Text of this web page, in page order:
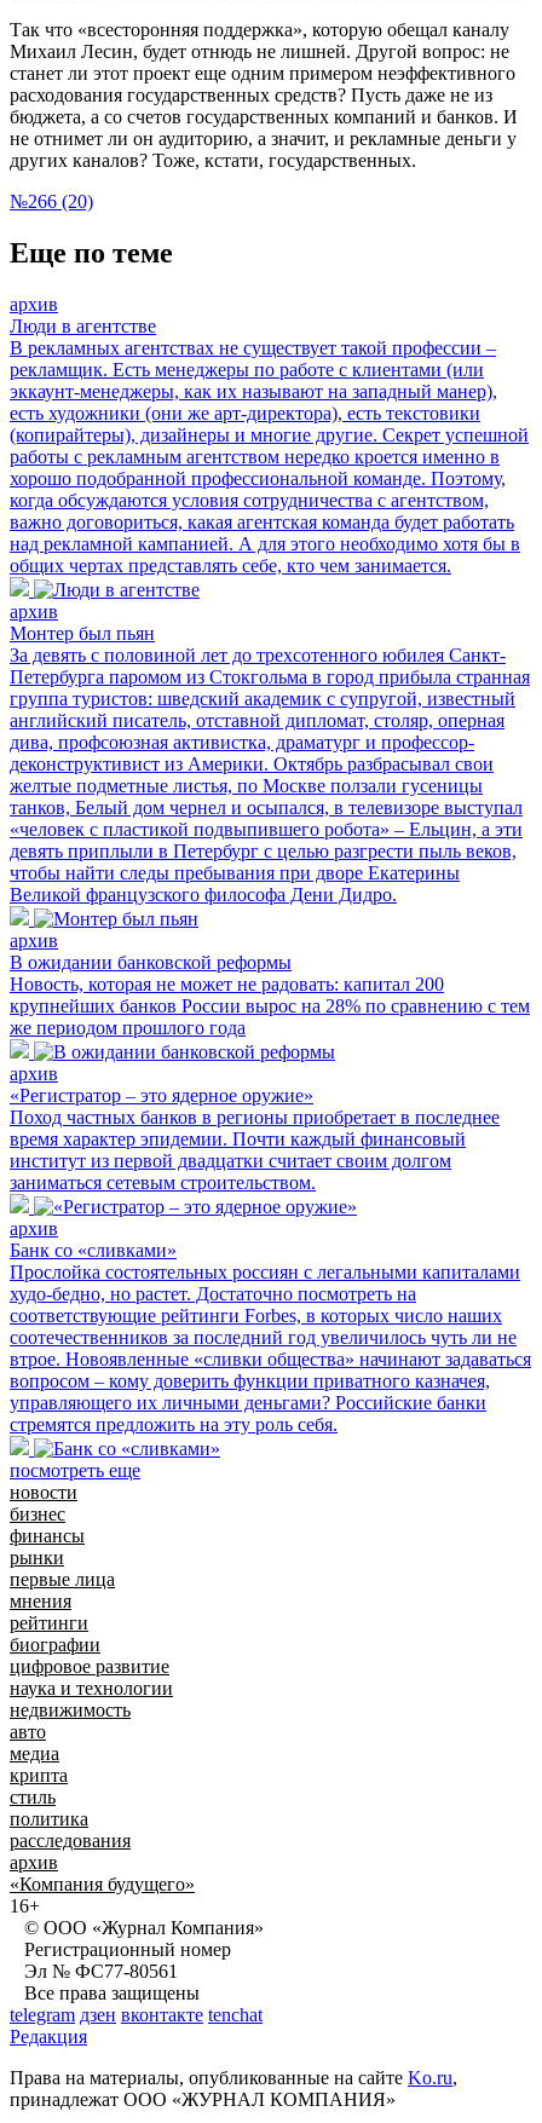
Так что «всесторонняя поддержка», которую обещал каналу
Михаил Лесин, будет отнюдь не лишней. Другой вопрос: не
станет ли этот проект еще одним примером неэффективного
расходования государственных средств? Пусть даже не из
бюджета, а со счетов государственных компаний и банков. И
не отнимет ли он аудиторию, а значит, и рекламные деньги у
других каналов? Тоже, кстати, государственных.
№266 (20)
Еще по теме
архив
Люди в агентстве
В рекламных агентствах не существует такой профессии –
рекламщик. Есть менеджеры по работе с клиентами (или
эккаунт-менеджеры, как их называют на западный манер),
есть художники (они же арт-директора), есть текстовики
(копирайтеры), дизайнеры и многие другие. Секрет успешной
работы с рекламным агентством нередко кроется именно в
хорошо подобранной профессиональной команде. Поэтому,
когда обсуждаются условия сотрудничества с агентством,
важно договориться, какая агентская команда будет работать
над рекламной кампанией. А для этого необходимо хотя бы в
общих чертах представлять себе, кто чем занимается.
архив
Монтер был пьян
За девять с половиной лет до трехсотенного юбилея Санкт-
Петербурга паромом из Стокгольма в город прибыла странная
группа туристов: шведский академик с супругой, известный
английский писатель, отставной дипломат, столяр, оперная
дива, профсоюзная активистка, драматург и профессор-
деконструктивист из Америки. Октябрь разбрасывал свои
желтые подметные листья, по Москве ползали гусеницы
танков, Белый дом чернел и осыпался, в телевизоре выступал
«человек с пластикой подвыпившего робота» – Ельцин, а эти
девять приплыли в Петербург с целью разгрести пыль веков,
чтобы найти следы пребывания при дворе Екатерины
Великой французского философа Дени Дидро.
архив
В ожидании банковской реформы
Новость, которая не может не радовать: капитал 200
крупнейших банков России вырос на 28% по сравнению с тем
же периодом прошлого года
архив
«Регистратор – это ядерное оружие»
Поход частных банков в регионы приобретает в последнее
время характер эпидемии. Почти каждый финансовый
институт из первой двадцатки считает своим долгом
заниматься сетевым строительством.
архив
Банк со «сливками»
Прослойка состоятельных россиян с легальными капиталами
худо-бедно, но растет. Достаточно посмотреть на
соответствующие рейтинги Forbes, в которых число наших
соотечественников за последний год увеличилось чуть ли не
втрое. Новоявленные «сливки общества» начинают задаваться
вопросом – кому доверить функции приватного казначея,
управляющего их личными деньгами? Российские банки
стремятся предложить на эту роль себя.
посмотреть еще
новости
бизнес
финансы
рынки
первые лица
мнения
рейтинги
биографии
цифровое развитие
наука и технологии
недвижимость
авто
медиа
крипта
стиль
политика
расследования
архив
«Компания будущего»
16+
© ООО «Журнал Компания»
Регистрационный номер
Эл № ФС77-80561
Все права защищены
telegram дзен вконтакте tenchat
Редакция
Права на материалы, опубликованные на сайте Ko.ru,
принадлежат ООО «ЖУРНАЛ КОМПАНИЯ»